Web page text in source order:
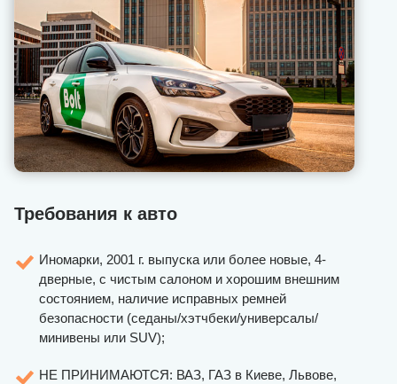
Требования к авто
Иномарки, 2001 г. выпуска или более новые, 4-
дверные, с чистым салоном и хорошим внешним
состоянием, наличие исправных ремней
безопасности (седаны/хэтчбеки/универсалы/
минивены или SUV);
НЕ ПРИНИМАЮТСЯ: ВАЗ, ГАЗ в Киеве, Львове,